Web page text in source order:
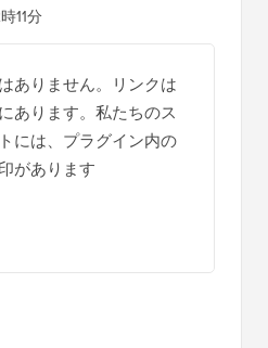
11分
ありません。リンクは
あります。私たちのス
には、プラグイン内の
があります